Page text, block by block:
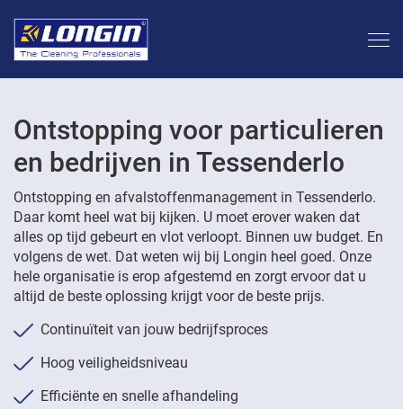
Ontstopping voor particulieren
en bedrijven in Tessenderlo
Ontstopping en afvalstoffenmanagement in Tessenderlo.
Daar komt heel wat bij kijken. U moet erover waken dat
alles op tijd gebeurt en vlot verloopt. Binnen uw budget. En
volgens de wet. Dat weten wij bij Longin heel goed. Onze
hele organisatie is erop afgestemd en zorgt ervoor dat u
altijd de beste oplossing krijgt voor de beste prijs.
Continuïteit van jouw bedrijfsproces
Hoog veiligheidsniveau
Efficiënte en snelle afhandeling